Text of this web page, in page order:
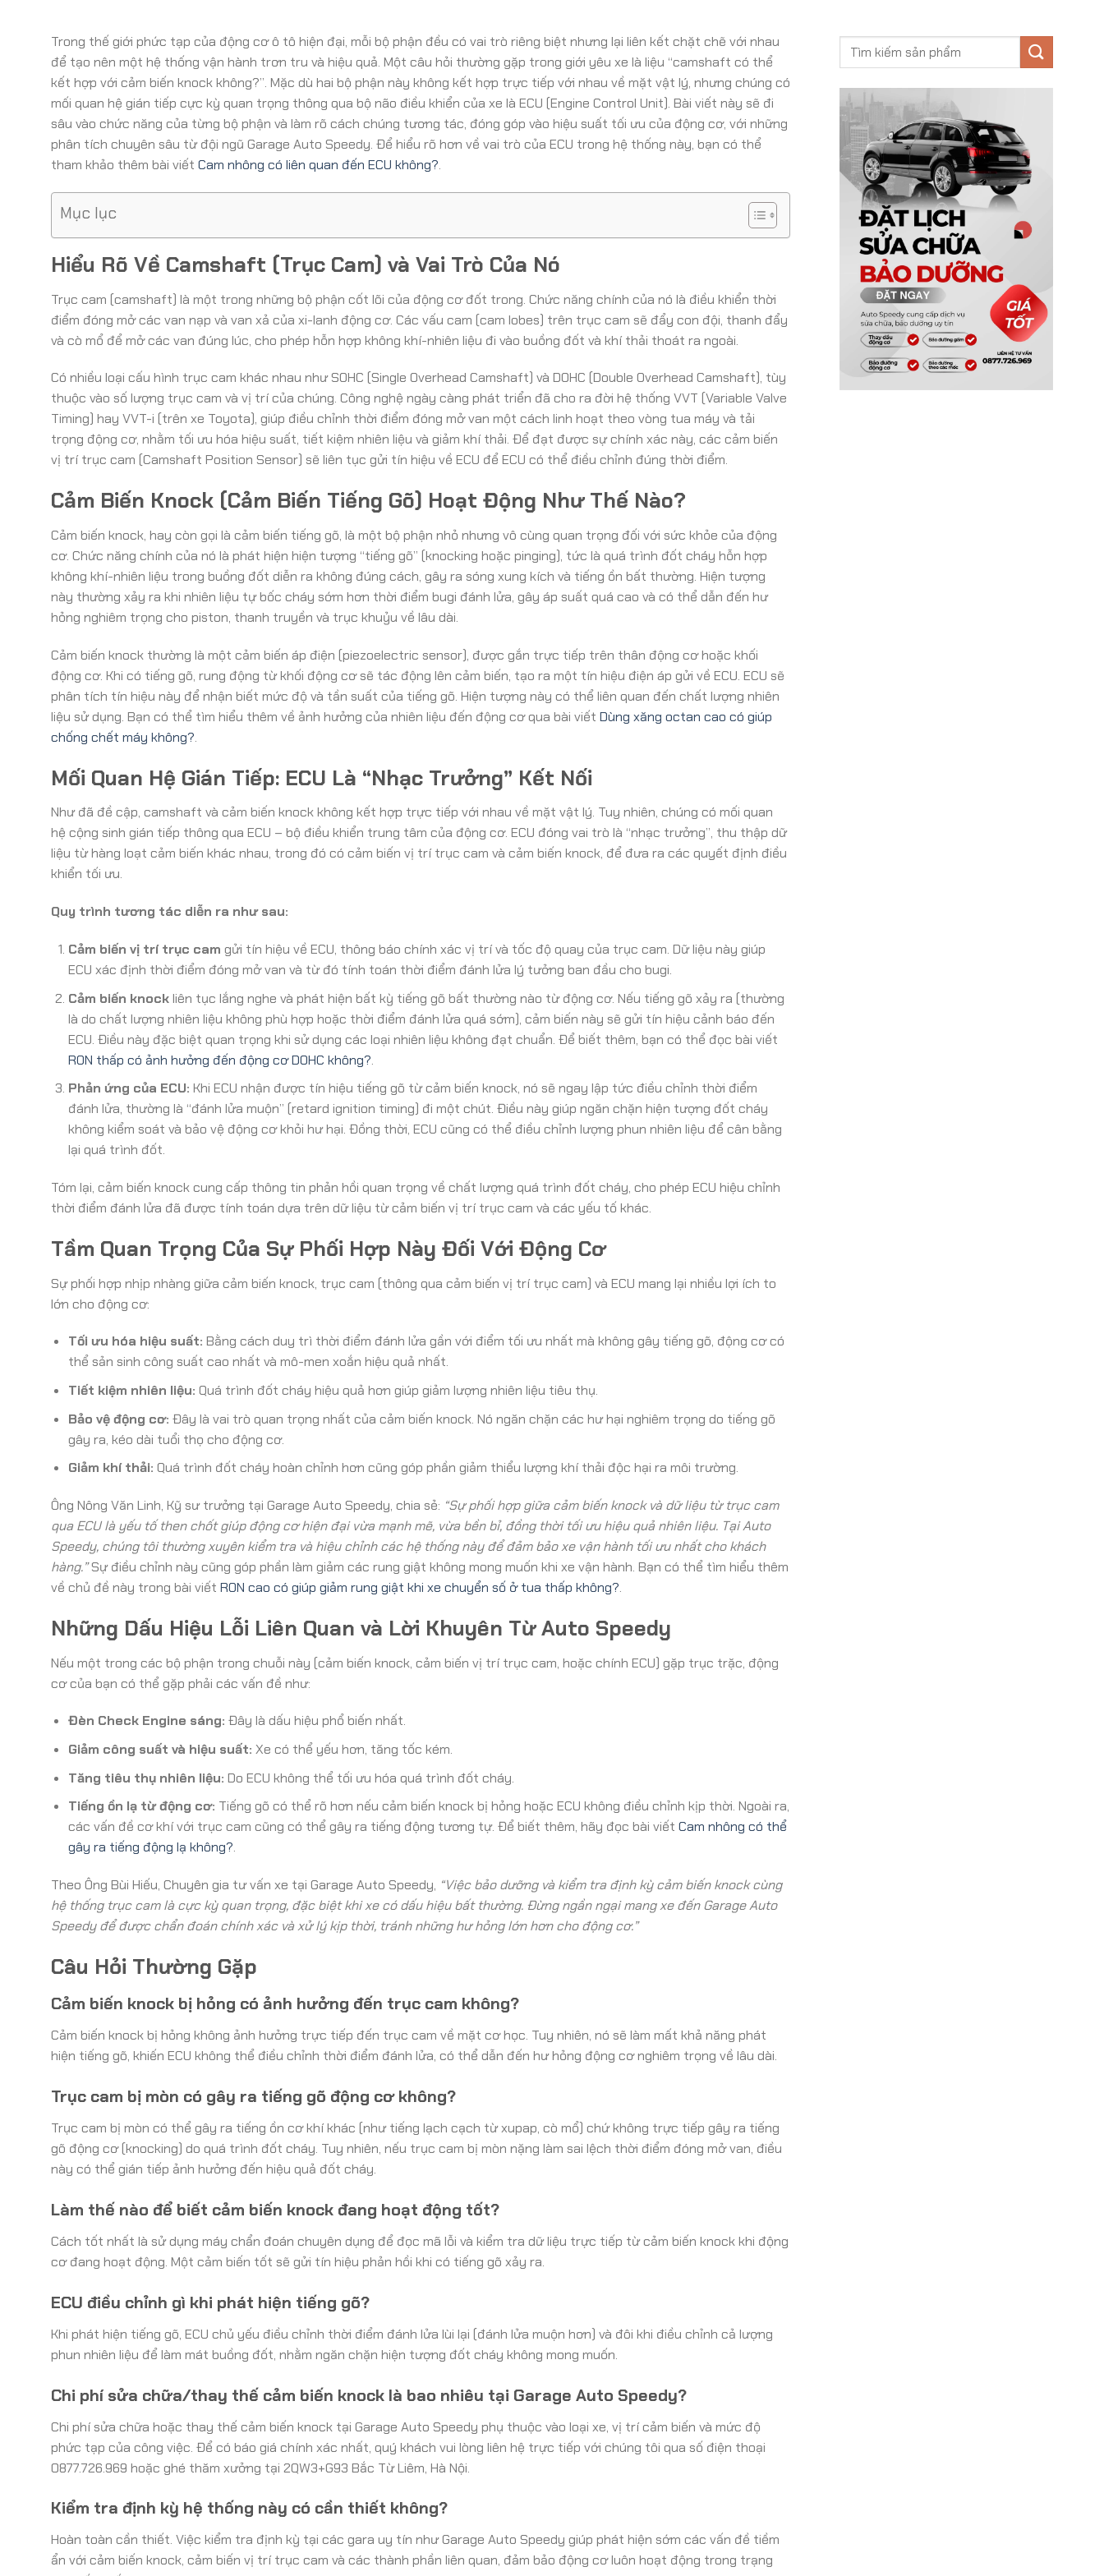
Trong thế giới phức tạp của động cơ ô tô hiện đại, mỗi bộ phận đều có vai trò riêng biệt nhưng lại liên kết chặt chẽ với nhau
để tạo nên một hệ thống vận hành trơn tru và hiệu quả. Một câu hỏi thường gặp trong giới yêu xe là liệu “camshaft có thể
kết hợp với cảm biến knock không?”. Mặc dù hai bộ phận này không kết hợp trực tiếp với nhau về mặt vật lý, nhưng chúng có
mối quan hệ gián tiếp cực kỳ quan trọng thông qua bộ não điều khiển của xe là ECU (Engine Control Unit). Bài viết này sẽ đi
sâu vào chức năng của từng bộ phận và làm rõ cách chúng tương tác, đóng góp vào hiệu suất tối ưu của động cơ, với những
phân tích chuyên sâu từ đội ngũ Garage Auto Speedy. Để hiểu rõ hơn về vai trò của ECU trong hệ thống này, bạn có thể
tham khảo thêm bài viết Cam nhông có liên quan đến ECU không?.
Mục lục
Hiểu Rõ Về Camshaft (Trục Cam) và Vai Trò Của Nó
Trục cam (camshaft) là một trong những bộ phận cốt lõi của động cơ đốt trong. Chức năng chính của nó là điều khiển thời
điểm đóng mở các van nạp và van xả của xi-lanh động cơ. Các vấu cam (cam lobes) trên trục cam sẽ đẩy con đội, thanh đẩy
và cò mổ để mở các van đúng lúc, cho phép hỗn hợp không khí-nhiên liệu đi vào buồng đốt và khí thải thoát ra ngoài.
Có nhiều loại cấu hình trục cam khác nhau như SOHC (Single Overhead Camshaft) và DOHC (Double Overhead Camshaft), tùy
thuộc vào số lượng trục cam và vị trí của chúng. Công nghệ ngày càng phát triển đã cho ra đời hệ thống VVT (Variable Valve
Timing) hay VVT-i (trên xe Toyota), giúp điều chỉnh thời điểm đóng mở van một cách linh hoạt theo vòng tua máy và tải
trọng động cơ, nhằm tối ưu hóa hiệu suất, tiết kiệm nhiên liệu và giảm khí thải. Để đạt được sự chính xác này, các cảm biến
vị trí trục cam (Camshaft Position Sensor) sẽ liên tục gửi tín hiệu về ECU để ECU có thể điều chỉnh đúng thời điểm.
Cảm Biến Knock (Cảm Biến Tiếng Gõ) Hoạt Động Như Thế Nào?
Cảm biến knock, hay còn gọi là cảm biến tiếng gõ, là một bộ phận nhỏ nhưng vô cùng quan trọng đối với sức khỏe của động
cơ. Chức năng chính của nó là phát hiện hiện tượng “tiếng gõ” (knocking hoặc pinging), tức là quá trình đốt cháy hỗn hợp
không khí-nhiên liệu trong buồng đốt diễn ra không đúng cách, gây ra sóng xung kích và tiếng ồn bất thường. Hiện tượng
này thường xảy ra khi nhiên liệu tự bốc cháy sớm hơn thời điểm bugi đánh lửa, gây áp suất quá cao và có thể dẫn đến hư
hỏng nghiêm trọng cho piston, thanh truyền và trục khuỷu về lâu dài.
Cảm biến knock thường là một cảm biến áp điện (piezoelectric sensor), được gắn trực tiếp trên thân động cơ hoặc khối
động cơ. Khi có tiếng gõ, rung động từ khối động cơ sẽ tác động lên cảm biến, tạo ra một tín hiệu điện áp gửi về ECU. ECU sẽ
phân tích tín hiệu này để nhận biết mức độ và tần suất của tiếng gõ. Hiện tượng này có thể liên quan đến chất lượng nhiên
liệu sử dụng. Bạn có thể tìm hiểu thêm về ảnh hưởng của nhiên liệu đến động cơ qua bài viết Dùng xăng octan cao có giúp
chống chết máy không?.
Mối Quan Hệ Gián Tiếp: ECU Là “Nhạc Trưởng” Kết Nối
Như đã đề cập, camshaft và cảm biến knock không kết hợp trực tiếp với nhau về mặt vật lý. Tuy nhiên, chúng có mối quan
hệ cộng sinh gián tiếp thông qua ECU – bộ điều khiển trung tâm của động cơ. ECU đóng vai trò là “nhạc trưởng”, thu thập dữ
liệu từ hàng loạt cảm biến khác nhau, trong đó có cảm biến vị trí trục cam và cảm biến knock, để đưa ra các quyết định điều
khiển tối ưu.
Quy trình tương tác diễn ra như sau:
Cảm biến vị trí trục cam gửi tín hiệu về ECU, thông báo chính xác vị trí và tốc độ quay của trục cam. Dữ liệu này giúp
ECU xác định thời điểm đóng mở van và từ đó tính toán thời điểm đánh lửa lý tưởng ban đầu cho bugi.
Cảm biến knockliên tục lắng nghe và phát hiện bất kỳ tiếng gõ bất thường nào từ động cơ. Nếu tiếng gõ xảy ra (thường
là do chất lượng nhiên liệu không phù hợp hoặc thời điểm đánh lửa quá sớm), cảm biến này sẽ gửi tín hiệu cảnh báo đến
ECU. Điều này đặc biệt quan trọng khi sử dụng các loại nhiên liệu không đạt chuẩn. Để biết thêm, bạn có thể đọc bài viết
RON thấp có ảnh hưởng đến động cơ DOHC không?.
Phản ứng của ECU: Khi ECU nhận được tín hiệu tiếng gõ từ cảm biến knock, nó sẽ ngay lập tức điều chỉnh thời điểm
đánh lửa, thường là “đánh lửa muộn” (retard ignition timing) đi một chút. Điều này giúp ngăn chặn hiện tượng đốt cháy
không kiểm soát và bảo vệ động cơ khỏi hư hại. Đồng thời, ECU cũng có thể điều chỉnh lượng phun nhiên liệu để cân bằng
lại quá trình đốt.
Tóm lại, cảm biến knock cung cấp thông tin phản hồi quan trọng về chất lượng quá trình đốt cháy, cho phép ECU hiệu chỉnh
thời điểm đánh lửa đã được tính toán dựa trên dữ liệu từ cảm biến vị trí trục cam và các yếu tố khác.
Tầm Quan Trọng Của Sự Phối Hợp Này Đối Với Động Cơ
Sự phối hợp nhịp nhàng giữa cảm biến knock, trục cam (thông qua cảm biến vị trí trục cam) và ECU mang lại nhiều lợi ích to
lớn cho động cơ:
Tối ưu hóa hiệu suất: Bằng cách duy trì thời điểm đánh lửa gần với điểm tối ưu nhất mà không gây tiếng gõ, động cơ có
thể sản sinh công suất cao nhất và mô-men xoắn hiệu quả nhất.
Tiết kiệm nhiên liệu: Quá trình đốt cháy hiệu quả hơn giúp giảm lượng nhiên liệu tiêu thụ.
Bảo vệ động cơ: Đây là vai trò quan trọng nhất của cảm biến knock. Nó ngăn chặn các hư hại nghiêm trọng do tiếng gõ
gây ra, kéo dài tuổi thọ cho động cơ.
Giảm khí thải: Quá trình đốt cháy hoàn chỉnh hơn cũng góp phần giảm thiểu lượng khí thải độc hại ra môi trường.
Ông Nông Văn Linh, Kỹ sư trưởng tại Garage Auto Speedy, chia sẻ: “Sự phối hợp giữa cảm biến knock và dữ liệu từ trục cam
qua ECU là yếu tố then chốt giúp động cơ hiện đại vừa mạnh mẽ, vừa bền bỉ, đồng thời tối ưu hiệu quả nhiên liệu. Tại Auto
Speedy, chúng tôi thường xuyên kiểm tra và hiệu chỉnh các hệ thống này để đảm bảo xe vận hành tối ưu nhất cho khách
hàng.”Sự điều chỉnh này cũng góp phần làm giảm các rung giật không mong muốn khi xe vận hành. Bạn có thể tìm hiểu thêm
về chủ đề này trong bài viết RON cao có giúp giảm rung giật khi xe chuyển số ở tua thấp không?.
Những Dấu Hiệu Lỗi Liên Quan và Lời Khuyên Từ Auto Speedy
Nếu một trong các bộ phận trong chuỗi này (cảm biến knock, cảm biến vị trí trục cam, hoặc chính ECU) gặp trục trặc, động
cơ của bạn có thể gặp phải các vấn đề như:
Đèn Check Engine sáng: Đây là dấu hiệu phổ biến nhất.
Giảm công suất và hiệu suất: Xe có thể yếu hơn, tăng tốc kém.
Tăng tiêu thụ nhiên liệu: Do ECU không thể tối ưu hóa quá trình đốt cháy.
Tiếng ồn lạ từ động cơ: Tiếng gõ có thể rõ hơn nếu cảm biến knock bị hỏng hoặc ECU không điều chỉnh kịp thời. Ngoài ra,
các vấn đề cơ khí với trục cam cũng có thể gây ra tiếng động tương tự. Để biết thêm, hãy đọc bài viết Cam nhông có thể
gây ra tiếng động lạ không?.
Theo Ông Bùi Hiếu, Chuyên gia tư vấn xe tại Garage Auto Speedy, “Việc bảo dưỡng và kiểm tra định kỳ cảm biến knock cùng
hệ thống trục cam là cực kỳ quan trọng, đặc biệt khi xe có dấu hiệu bất thường. Đừng ngần ngại mang xe đến Garage Auto
Speedy để được chẩn đoán chính xác và xử lý kịp thời, tránh những hư hỏng lớn hơn cho động cơ.”
Câu Hỏi Thường Gặp
Cảm biến knock bị hỏng có ảnh hưởng đến trục cam không?
Cảm biến knock bị hỏng không ảnh hưởng trực tiếp đến trục cam về mặt cơ học. Tuy nhiên, nó sẽ làm mất khả năng phát
hiện tiếng gõ, khiến ECU không thể điều chỉnh thời điểm đánh lửa, có thể dẫn đến hư hỏng động cơ nghiêm trọng về lâu dài.
Trục cam bị mòn có gây ra tiếng gõ động cơ không?
Trục cam bị mòn có thể gây ra tiếng ồn cơ khí khác (như tiếng lạch cạch từ xupap, cò mổ) chứ không trực tiếp gây ra tiếng
gõ động cơ (knocking) do quá trình đốt cháy. Tuy nhiên, nếu trục cam bị mòn nặng làm sai lệch thời điểm đóng mở van, điều
này có thể gián tiếp ảnh hưởng đến hiệu quả đốt cháy.
Làm thế nào để biết cảm biến knock đang hoạt động tốt?
Cách tốt nhất là sử dụng máy chẩn đoán chuyên dụng để đọc mã lỗi và kiểm tra dữ liệu trực tiếp từ cảm biến knock khi động
cơ đang hoạt động. Một cảm biến tốt sẽ gửi tín hiệu phản hồi khi có tiếng gõ xảy ra.
ECU điều chỉnh gì khi phát hiện tiếng gõ?
Khi phát hiện tiếng gõ, ECU chủ yếu điều chỉnh thời điểm đánh lửa lùi lại (đánh lửa muộn hơn) và đôi khi điều chỉnh cả lượng
phun nhiên liệu để làm mát buồng đốt, nhằm ngăn chặn hiện tượng đốt cháy không mong muốn.
Chi phí sửa chữa/thay thế cảm biến knock là bao nhiêu tại Garage Auto Speedy?
Chi phí sửa chữa hoặc thay thế cảm biến knock tại Garage Auto Speedy phụ thuộc vào loại xe, vị trí cảm biến và mức độ
phức tạp của công việc. Để có báo giá chính xác nhất, quý khách vui lòng liên hệ trực tiếp với chúng tôi qua số điện thoại
0877.726.969 hoặc ghé thăm xưởng tại 2QW3+G93 Bắc Từ Liêm, Hà Nội.
Kiểm tra định kỳ hệ thống này có cần thiết không?
Hoàn toàn cần thiết. Việc kiểm tra định kỳ tại các gara uy tín như Garage Auto Speedy giúp phát hiện sớm các vấn đề tiềm
ẩn với cảm biến knock, cảm biến vị trí trục cam và các thành phần liên quan, đảm bảo động cơ luôn hoạt động trong trạng